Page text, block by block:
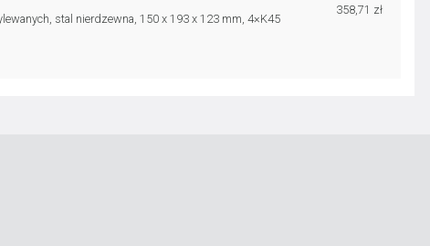
stal nierdzewna, 150 x 193 x 123 mm, 4×K45
358,71 zł